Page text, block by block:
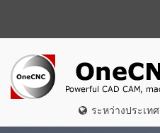
ระหว่างประเทศ